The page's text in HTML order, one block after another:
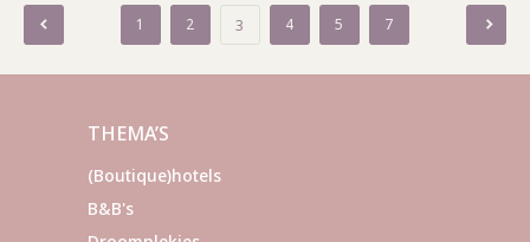
Berichten
paginering
1 2 3 4 5 7
THEMA’S
(Boutique)hotels
B&B's